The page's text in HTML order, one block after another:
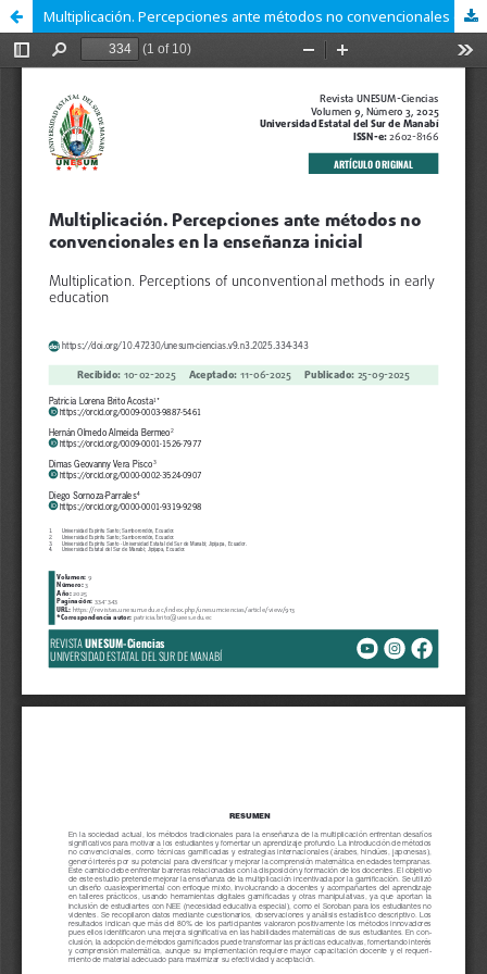
Multiplicación. Percepciones ante métodos no convencionales en la enseñanza inicial